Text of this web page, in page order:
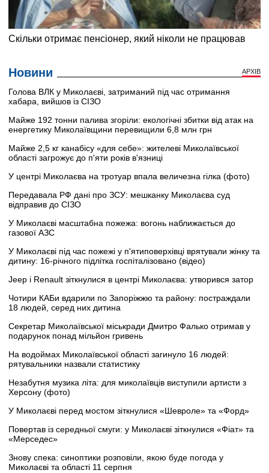
Новини АРХІВ
Голова ВЛК у Миколаєві, затриманий під час отримання
хабара, вийшов із СІЗО
Майже 192 тонни палива згоріли: екологічні збитки від атак на
енергетику Миколаївщини перевищили 6,8 млн грн
Майже 2,5 кг канабісу «для себе»: жителеві Миколаївської
області загрожує до п'яти років в'язниці
У центрі Миколаєва на тротуар впала величезна гілка (фото)
Передавала РФ дані про ЗСУ: мешканку Миколаєва суд
відправив до СІЗО
У Миколаєві масштабна пожежа: вогонь наближається до
газової АЗС
У Миколаєві під час пожежі у п'ятиповерхівці врятували жінку та
дитину: 16-річного підлітка госпіталізовано (відео)
Jeep і Renault зіткнулися в центрі Миколаєва: утворився затор
Чотири КАБи вдарили по Запоріжжю та району: постраждали
18 людей, серед них дитина
Секретар Миколаївської міськради Дмитро Фалько отримав у
подарунок понад мільйон гривень
На водоймах Миколаївської області загинуло 16 людей:
рятувальники назвали статистику
Незабутня музика літа: для миколаївців виступили артисти з
Херсону (фото)
У Миколаєві перед мостом зіткнулися «Шевроле» та «Форд»
Повертав із середньої смуги: у Миколаєві зіткнулися «Фіат» та
«Мерседес»
Знову спека: синоптики розповіли, якою буде погода у
Миколаєві та області 11 серпня